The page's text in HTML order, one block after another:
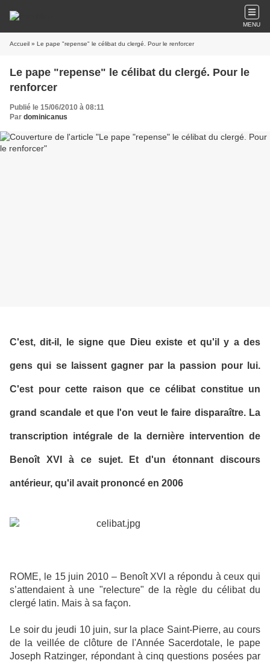
MENU
Accueil » Le pape "repense" le célibat du clergé. Pour le renforcer
Le pape "repense" le célibat du clergé. Pour le
renforcer
Publié le 15/06/2010 à 08:11
Par dominicanus
C'est, dit-il, le signe que Dieu existe et qu'il y a des
gens qui se laissent gagner par la passion pour lui.
C'est pour cette raison que ce célibat constitue un
grand scandale et que l'on veut le faire disparaître. La
transcription intégrale de la dernière intervention de
Benoît XVI à ce sujet. Et d'un étonnant discours
antérieur, qu'il avait prononcé en 2006
ROME, le 15 juin 2010 – Benoît XVI a répondu à ceux qui
s’attendaient à une "relecture" de la règle du célibat du
clergé latin. Mais à sa façon.
Le soir du jeudi 10 juin, sur la place Saint-Pierre, au cours
de la veillée de clôture de l'Année Sacerdotale, le pape
Joseph Ratzinger, répondant à cinq questions posées par